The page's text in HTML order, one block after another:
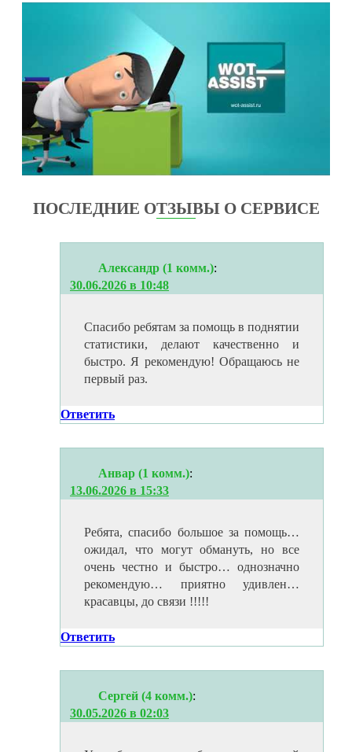
ПОСЛЕДНИЕ ОТЗЫВЫ О СЕРВИСЕ
Александр (1 комм.):
30.06.2026 в 10:48
Спасибо ребятам за помощь в поднятии
статистики, делают качественно и
быстро. Я рекомендую! Обращаюсь не
первый раз.
Ответить
Анвар (1 комм.):
13.06.2026 в 15:33
Ребята, спасибо большое за помощь…
ожидал, что могут обмануть, но все
очень честно и быстро… однозначно
рекомендую… приятно удивлен…
красавцы, до связи !!!!!
Ответить
Сергей (4 комм.):
30.05.2026 в 02:03